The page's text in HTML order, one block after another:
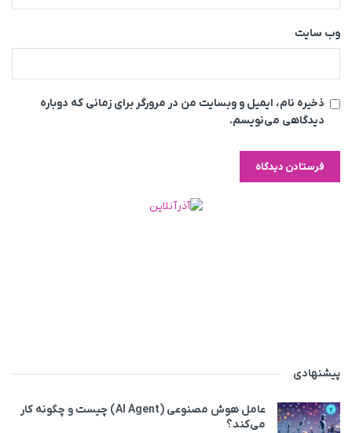
وب‌ سایت
ذخیره نام، ایمیل و وبسایت من در مرورگر برای زمانی که دوباره
دیدگاهی می‌نویسم.
پیشنهادی
عامل هوش مصنوعی (AI Agent) چیست و چگونه کار
می‌کند؟